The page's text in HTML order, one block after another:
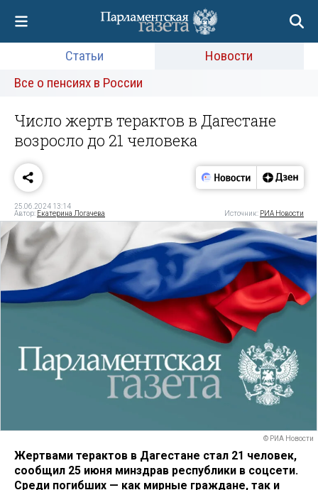
Статьи
Новости
Все о пенсиях в России
Число жертв терактов в Дагестане
возросло до 21 человека
25.06.2024 13:14
Автор: Екатерина Логачева Источник: РИА Новости
© РИА Новости
Жертвами терактов в Дагестане стал 21 человек,
сообщил 25 июня минздрав республики в соцсети.
Среди погибших — как мирные граждане, так и